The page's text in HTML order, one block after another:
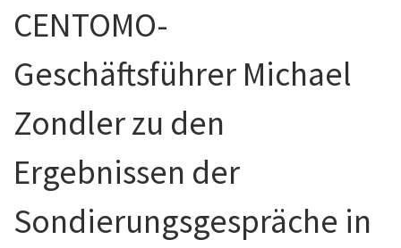
CENTOMO-
Geschäftsführer Michael
Zondler zu den
Ergebnissen der
Sondierungsgespräche in